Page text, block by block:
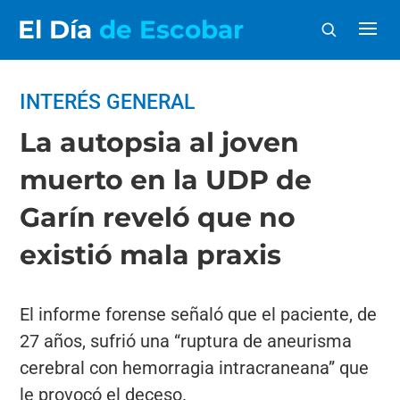
El Día de Escobar
INTERÉS GENERAL
La autopsia al joven
muerto en la UDP de
Garín reveló que no
existió mala praxis
El informe forense señaló que el paciente, de
27 años, sufrió una “ruptura de aneurisma
cerebral con hemorragia intracraneana” que
le provocó el deceso.